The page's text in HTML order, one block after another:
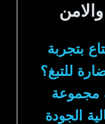
بتجربة
للتبغ؟
مجموعة
الجودة